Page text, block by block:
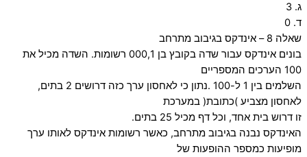
ג. 3
ד. 0
שאלה 8 – אינדקס בגיבוב מתרחב
בונים אינדקס עבור שדה בקובץ בן 000,1 רשומות. השדה מכיל את
100 הערכים המספריים
השלמים בין 1 ל-100 .נתון כי לאחסון ערך כזה דרושים 2 בתים,
לאחסון מצביע )כתובת( במערכת
זו דרוש בית אחד, וכל דף מכיל 25 בתים.
האינדקס נבנה בגיבוב מתרחב, כאשר רשומות אינדקס לאותו ערך
מופיעות כמספר ההופעות של